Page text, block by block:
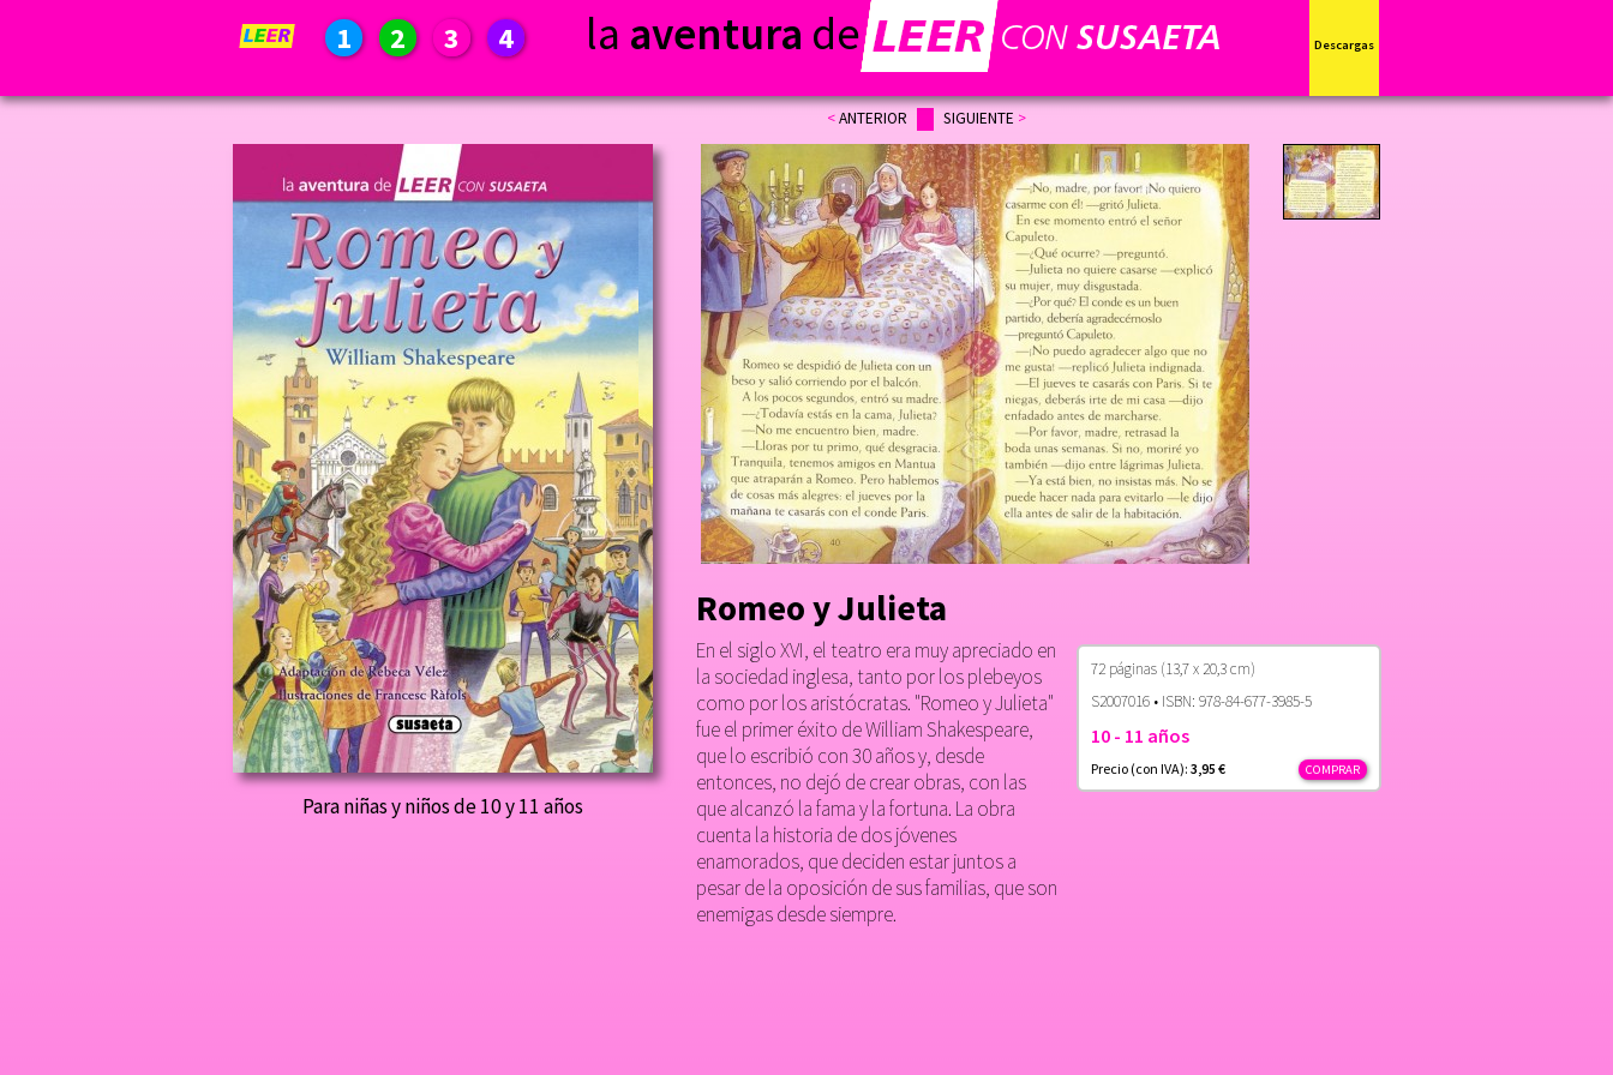
1 2 3 4 Descargas
la aventura de
<ANTERIOR SIGUIENTE >
Para niñas y niños de 10 y 11 años
Romeo y Julieta
En el siglo XVI, el teatro era muy apreciado en
la sociedad inglesa, tanto por los plebeyos
como por los aristócratas. "Romeo y Julieta"
fue el primer éxito de William Shakespeare,
que lo escribió con 30 años y, desde
entonces, no dejó de crear obras, con las
que alcanzó la fama y la fortuna. La obra
cuenta la historia de dos jóvenes
enamorados, que deciden estar juntos a
pesar de la oposición de sus familias, que son
enemigas desde siempre.
72 páginas (13,7 x 20,3 cm)
S2007016 • ISBN: 978-84-677-3985-5
10 - 11 años
Precio (con IVA): 3,95 € COMPRAR